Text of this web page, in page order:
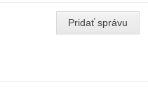
Pridať správu